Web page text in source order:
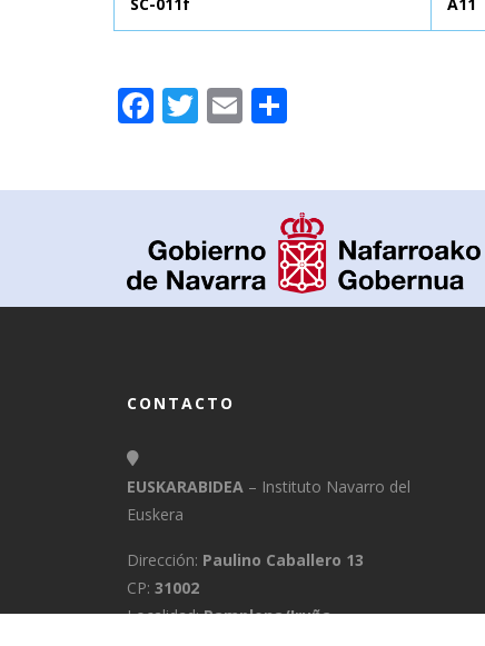
Facebook
Twitter
Email
CONTACTO
EUSKARABIDEA – Instituto Navarro del
Euskera
Dirección: Paulino Caballero 13
CP: 31002
Localidad:Pamplona/Iruña